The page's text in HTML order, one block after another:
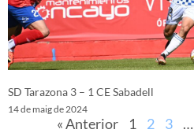
SD Tarazona 3 – 1 CE Sabadell
14 de maig de 2024
« Anterior 1 2 3 …